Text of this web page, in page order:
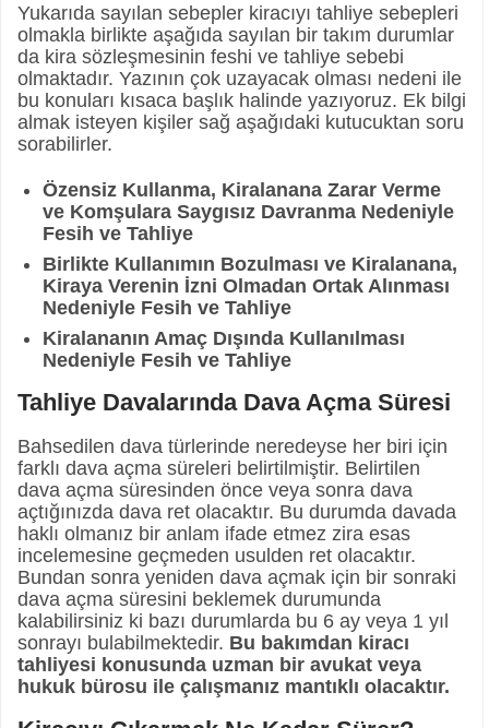
Yukarıda sayılan sebepler kiracıyı tahliye sebepleri
olmakla birlikte aşağıda sayılan bir takım durumlar
da kira sözleşmesinin feshi ve tahliye sebebi
olmaktadır. Yazının çok uzayacak olması nedeni ile
bu konuları kısaca başlık halinde yazıyoruz. Ek bilgi
almak isteyen kişiler sağ aşağıdaki kutucuktan soru
sorabilirler.
Özensiz Kullanma, Kiralanana Zarar Verme
ve Komşulara Saygısız Davranma Nedeniyle
Fesih ve Tahliye
Birlikte Kullanımın Bozulması ve Kiralanana,
Kiraya Verenin İzni Olmadan Ortak Alınması
Nedeniyle Fesih ve Tahliye
Kiralananın Amaç Dışında Kullanılması
Nedeniyle Fesih ve Tahliye
Tahliye Davalarında Dava Açma Süresi
Bahsedilen dava türlerinde neredeyse her biri için
farklı dava açma süreleri belirtilmiştir. Belirtilen
dava açma süresinden önce veya sonra dava
açtığınızda dava ret olacaktır. Bu durumda davada
haklı olmanız bir anlam ifade etmez zira esas
incelemesine geçmeden usulden ret olacaktır.
Bundan sonra yeniden dava açmak için bir sonraki
dava açma süresini beklemek durumunda
kalabilirsiniz ki bazı durumlarda bu 6 ay veya 1 yıl
sonrayı bulabilmektedir. Bu bakımdan kiracı
tahliyesi konusunda uzman bir avukat veya
hukuk bürosu ile çalışmanız mantıklı olacaktır.